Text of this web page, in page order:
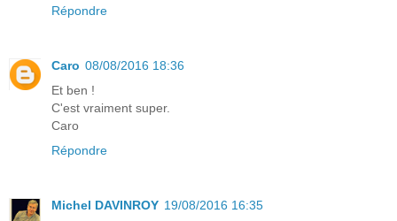
Répondre
Caro 08/08/2016 18:36
Et ben !
C'est vraiment super.
Caro
Répondre
Michel DAVINROY 19/08/2016 16:35